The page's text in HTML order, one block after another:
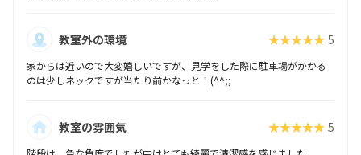
教室外の環境 ★★★★★ 5
家からは近いので大変嬉しいですが、見学をした際に駐車場がかかる
のは少しネックですが当たり前かなっと！(^^;;
教室の雰囲気 ★★★★★ 5